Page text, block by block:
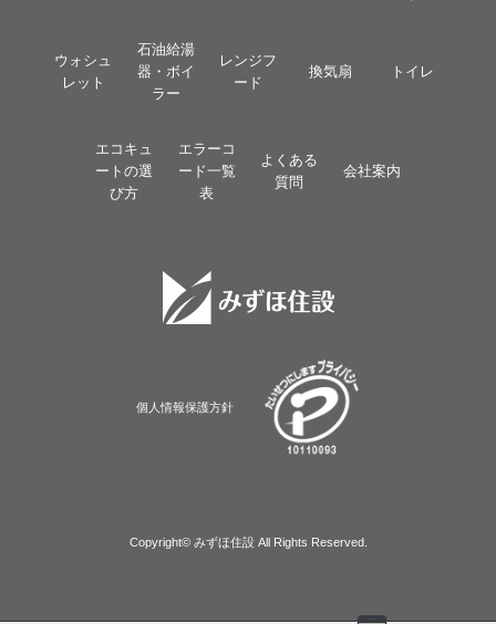
ウォシュ
レット
石油給湯
器・ボイ
ラー
レンジフ
ード
換気扇 トイレ
エコキュ
ートの選
び方
エラーコ
ード一覧
表
よくある
質問
会社案内
個人情報保護方針
Copyright© みずほ住設 All Rights Reserved.